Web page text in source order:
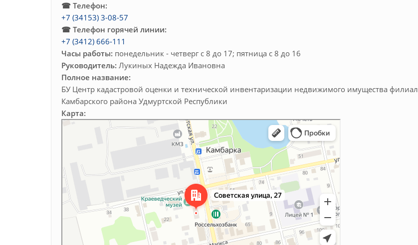
☎ Телефон:
+7 (34153) 3-08-57
☎ Телефон горячей линии:
+7 (3412) 666-111
Часы работы: понедельник - четверг с 8 до 17; пятница с 8 до 16
Руководитель: Лукиных Надежда Ивановна
Полное название:
БУ Центр кадастровой оценки и технической инвентаризации недвижимого имущества филиал
Камбарского района Удмуртской Республики
Карта:
Советская улица, 27 — Яндекс.Карты